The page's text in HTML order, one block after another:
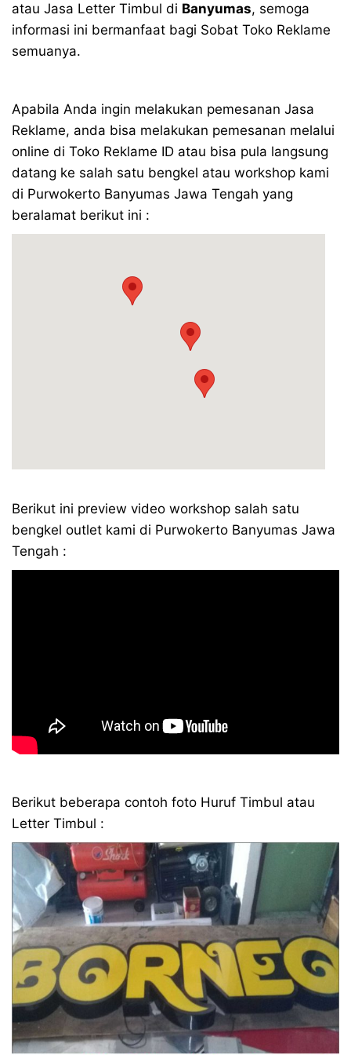
atau Jasa Letter Timbul di Banyumas, semoga
informasi ini bermanfaat bagi Sobat Toko Reklame
semuanya.
Apabila Anda ingin melakukan pemesanan Jasa
Reklame, anda bisa melakukan pemesanan melalui
online di Toko Reklame ID atau bisa pula langsung
datang ke salah satu bengkel atau workshop kami
di Purwokerto Banyumas Jawa Tengah yang
beralamat berikut ini :
Berikut ini preview video workshop salah satu
bengkel outlet kami di Purwokerto Banyumas Jawa
Tengah :
Berikut beberapa contoh foto Huruf Timbul atau
Letter Timbul :